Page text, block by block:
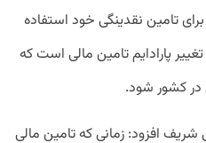
تامین نقدینگی خود استفاده
پارادایم تامین مالی است که
در کشور شود.
افزود: زمانی که تامین مالی